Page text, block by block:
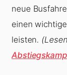
neue
einen
leisten.